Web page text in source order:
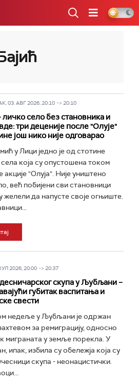
03. АВГ 2026, 20:10 -> 20:10
село без становника и
три деценије после "Олује"
још нико није одговарао
у Лици једно је од стотине
која су опустошена током
акције "Олуја". Није уништено
већ побијени сви становници
желели да напусте своје огњиште.
2026, 20:00 -> 20:37
скупа у Љубљани –
губитак васпитања и
свести
недеље у Љубљани је одржан
за ремиграцију, односно
миграната у земље порекла. У
ипак, избила су обележја која су
скупа - неонацистички.